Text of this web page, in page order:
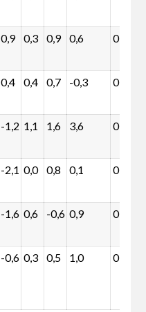
0,9 0,3 0,9 0,6 0,0
0,4 0,4 0,7 -0,3 0,0
-1,2 1,1 1,6 3,6 0,0
-2,1 0,0 0,8 0,1 0,0
-1,6 0,6 -0,6 0,9 0,0
-0,6 0,3 0,5 1,0 0,0